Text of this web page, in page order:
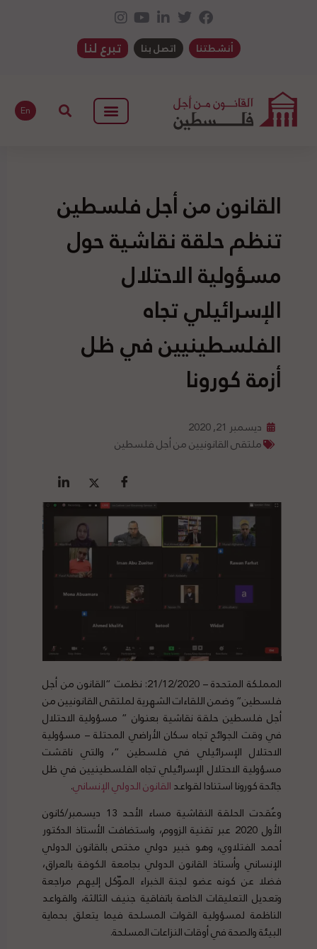
أنشطتنا اتصل بنا تبرع لنا
En
القانون من أجل فلسطين
تنظم حلقة نقاشية حول
مسؤولية الاحتلال
الإسرائيلي تجاه
الفلسطينيين في ظل
أزمة كورونا
ديسمبر 21, 2020
ملتقى القانونيين من أجل فلسطين
المملكة المتحدة – 21/12/2020: نظمت “القانون من أجل
فلسطين” وضمن اللقاءات الشهرية لملتقى القانونيين من
أجل فلسطين حلقة نقاشية بعنوان ” مسؤولية الاحتلال
في وقت الجوائح تجاه سكان الأراضي المحتلة – مسؤولية
الاحتلال الإسرائيلي في فلسطين “، والتي ناقشت
مسؤولية الاحتلال الإسرائيلي تجاه الفلسطينيين في ظل
جائحة كورونا استنادا لقواعدالقانون الدولي الإنساني.
وعُقدت الحلقة النقاشية مساء الأحد 13 ديسمبر/كانون
الأول 2020 عبر تقنية الزووم، واستضافت الأستاذ الدكتور
أحمد الفتلاوي، وهو خبير دولي مختص بالقانون الدولي
الإنساني وأستاذ القانون الدولي بجامعة الكوفة بالعراق،
فضلا عن كونه عضو لجنة الخبراء الموّكل إليهم مراجعة
وتعديل التعليقات الخاصة باتفاقية جنيف الثالثة، والقواعد
الناظمة لمسؤولية القوات المسلحة فيما يتعلق بحماية
البيئة والصحة في أوقات النزاعات المسلحة.